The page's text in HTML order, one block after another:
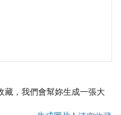
藏，我們會幫妳生成一張大